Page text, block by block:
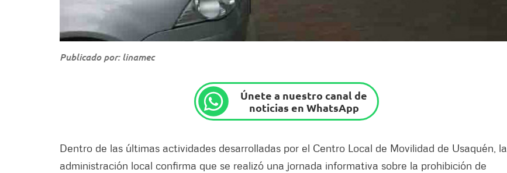
Publicado por: linamec
Únete a nuestro canal de
noticias en WhatsApp
Dentro de las últimas actividades desarrolladas por el Centro Local de Movilidad de Usaquén, la
administración local confirma que se realizó una jornada informativa sobre la prohibición de